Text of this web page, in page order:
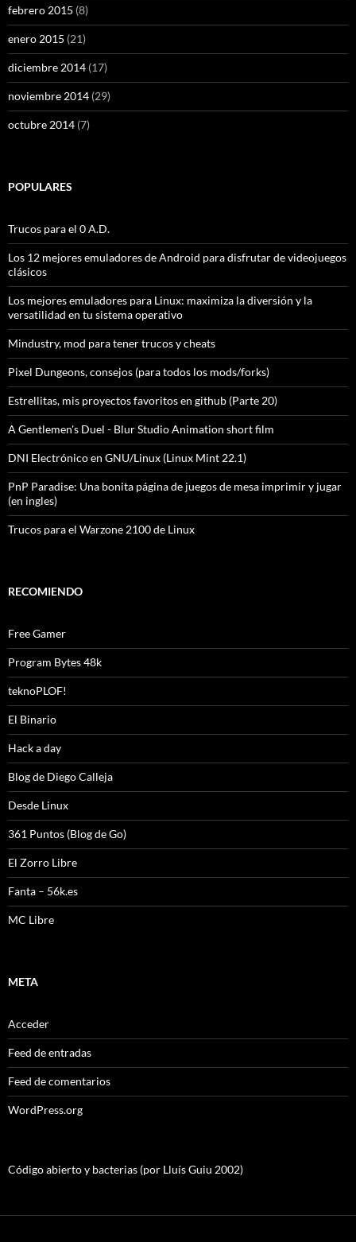
febrero 2015 (8)
enero 2015 (21)
diciembre 2014 (17)
noviembre 2014 (29)
octubre 2014 (7)
POPULARES
Trucos para el 0 A.D.
Los 12 mejores emuladores de Android para disfrutar de videojuegos
clásicos
Los mejores emuladores para Linux: maximiza la diversión y la
versatilidad en tu sistema operativo
Mindustry, mod para tener trucos y cheats
Pixel Dungeons, consejos (para todos los mods/forks)
Estrellitas, mis proyectos favoritos en github (Parte 20)
A Gentlemen's Duel - Blur Studio Animation short film
DNI Electrónico en GNU/Linux (Linux Mint 22.1)
PnP Paradise: Una bonita página de juegos de mesa imprimir y jugar
(en ingles)
Trucos para el Warzone 2100 de Linux
RECOMIENDO
Free Gamer
Program Bytes 48k
teknoPLOF!
El Binario
Hack a day
Blog de Diego Calleja
Desde Linux
361 Puntos (Blog de Go)
El Zorro Libre
Fanta – 56k.es
MC Libre
META
Acceder
Feed de entradas
Feed de comentarios
WordPress.org
Código abierto y bacterias (por Lluís Guiu 2002)